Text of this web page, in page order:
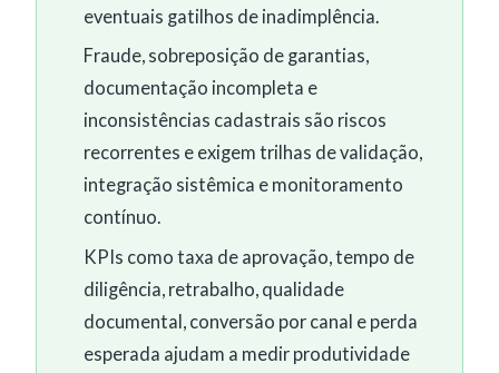
eventuais gatilhos de inadimplência.
Fraude, sobreposição de garantias,
documentação incompleta e
inconsistências cadastrais são riscos
recorrentes e exigem trilhas de validação,
integração sistêmica e monitoramento
contínuo.
KPIs como taxa de aprovação, tempo de
diligência, retrabalho, qualidade
documental, conversão por canal e perda
esperada ajudam a medir produtividade